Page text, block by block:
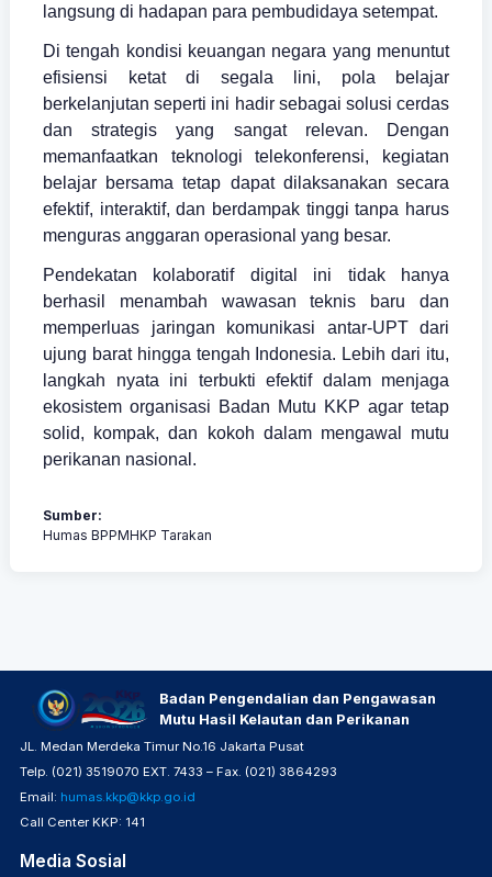
langsung di hadapan para pembudidaya setempat.
Di tengah kondisi keuangan negara yang menuntut
efisiensi ketat di segala lini, pola belajar
berkelanjutan seperti ini hadir sebagai solusi cerdas
dan strategis yang sangat relevan. Dengan
memanfaatkan teknologi telekonferensi, kegiatan
belajar bersama tetap dapat dilaksanakan secara
efektif, interaktif, dan berdampak tinggi tanpa harus
menguras anggaran operasional yang besar.
Pendekatan kolaboratif digital ini tidak hanya
berhasil menambah wawasan teknis baru dan
memperluas jaringan komunikasi antar-UPT dari
ujung barat hingga tengah Indonesia. Lebih dari itu,
langkah nyata ini terbukti efektif dalam menjaga
ekosistem organisasi Badan Mutu KKP agar tetap
solid, kompak, dan kokoh dalam mengawal mutu
perikanan nasional.
Sumber:
Humas BPPMHKP Tarakan
Badan Pengendalian dan Pengawasan
Mutu Hasil Kelautan dan Perikanan
JL. Medan Merdeka Timur No.16 Jakarta Pusat
Telp. (021) 3519070 EXT. 7433 – Fax. (021) 3864293
Email: humas.kkp@kkp.go.id
Call Center KKP: 141
Media Sosial